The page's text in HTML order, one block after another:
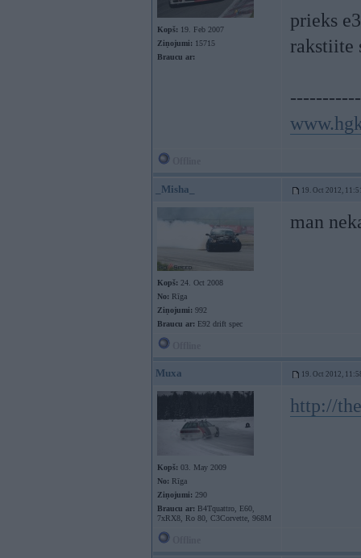
Kopš: 19. Feb 2007
Ziņojumi: 15715
Braucu ar:
prieks
rakstiite
_Misha_ 19. Oct 2012,
Kopš: 24. Oct 2008
No: Rīga
Ziņojumi: 992
Braucu ar: E92 drift spec
man
Muxa 19. Oct 2012,
Kopš: 03. May 2009
No: Rīga
Ziņojumi: 290
Braucu ar: B4Tquattro, E60,
7xRX8, Ro 80, C3Corvette, 968M
http://